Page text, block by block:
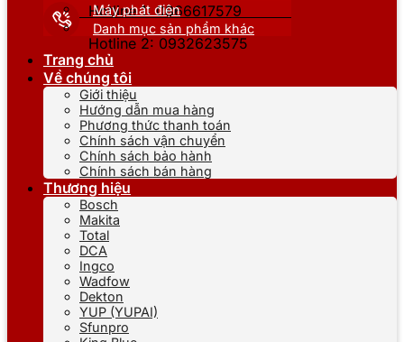
Hotline 1: 0866617579
Hotline 2: 0932623575
Máy phát điện
Danh mục sản phẩm khác
Trang chủ
Về chúng tôi
Giới thiệu
Hướng dẫn mua hàng
Phương thức thanh toán
Chính sách vận chuyển
Chính sách bảo hành
Chính sách bán hàng
Thương hiệu
Bosch
Makita
Total
DCA
Ingco
Wadfow
Dekton
YUP (YUPAI)
Sfunpro